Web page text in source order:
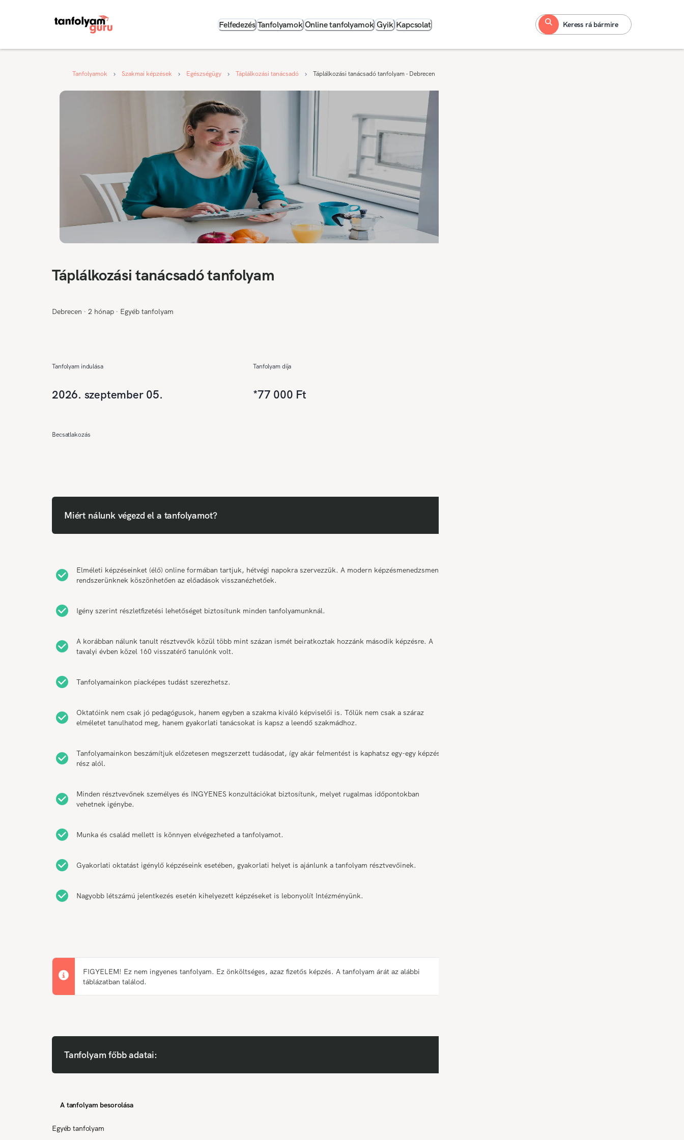
Felfedezés Tanfolyamok Online tanfolyamok Gyik Kapcsolat Keress rá bármire
Tanfolyamok Szakmai képzések Egészségügy Táplálkozási tanácsadó Táplálkozási tanácsadó tanfolyam - Debrecen
Táplálkozási tanácsadó tanfolyam
Debrecen ∙ 2 hónap ∙ Egyéb tanfolyam
Tanfolyam indulása
2026. szeptember 05.
Tanfolyam díja
*77 000 Ft
Becsatlakozás
Miért nálunk végezd el a tanfolyamot?
Elméleti képzéseinket (élő) online formában tartjuk, hétvégi napokra szervezzük. A modern képzésmenedzsment
rendszerünknek köszönhetően az előadások visszanézhetőek.
Igény szerint részletfizetési lehetőséget biztosítunk minden tanfolyamunknál.
A korábban nálunk tanult résztvevők közül több mint százan ismét beiratkoztak hozzánk második képzésre. A
tavalyi évben közel 160 visszatérő tanulónk volt.
Tanfolyamainkon piacképes tudást szerezhetsz.
Oktatóink nem csak jó pedagógusok, hanem egyben a szakma kiváló képviselői is. Tőlük nem csak a száraz
elméletet tanulhatod meg, hanem gyakorlati tanácsokat is kapsz a leendő szakmádhoz.
Tanfolyamainkon beszámítjuk előzetesen megszerzett tudásodat, így akár felmentést is kaphatsz egy-egy képzési
rész alól.
Minden résztvevőnek személyes és INGYENES konzultációkat biztosítunk, melyet rugalmas időpontokban
vehetnek igénybe.
Munka és család mellett is könnyen elvégezheted a tanfolyamot.
Gyakorlati oktatást igénylő képzéseink esetében, gyakorlati helyet is ajánlunk a tanfolyam résztvevőinek.
Nagyobb létszámú jelentkezés esetén kihelyezett képzéseket is lebonyolít Intézményünk.
FIGYELEM! Ez nem ingyenes tanfolyam. Ez önköltséges, azaz fizetős képzés. A tanfolyam árát az alábbi
táblázatban találod.
Tanfolyam főbb adatai:
A tanfolyam besorolása
Egyéb tanfolyam